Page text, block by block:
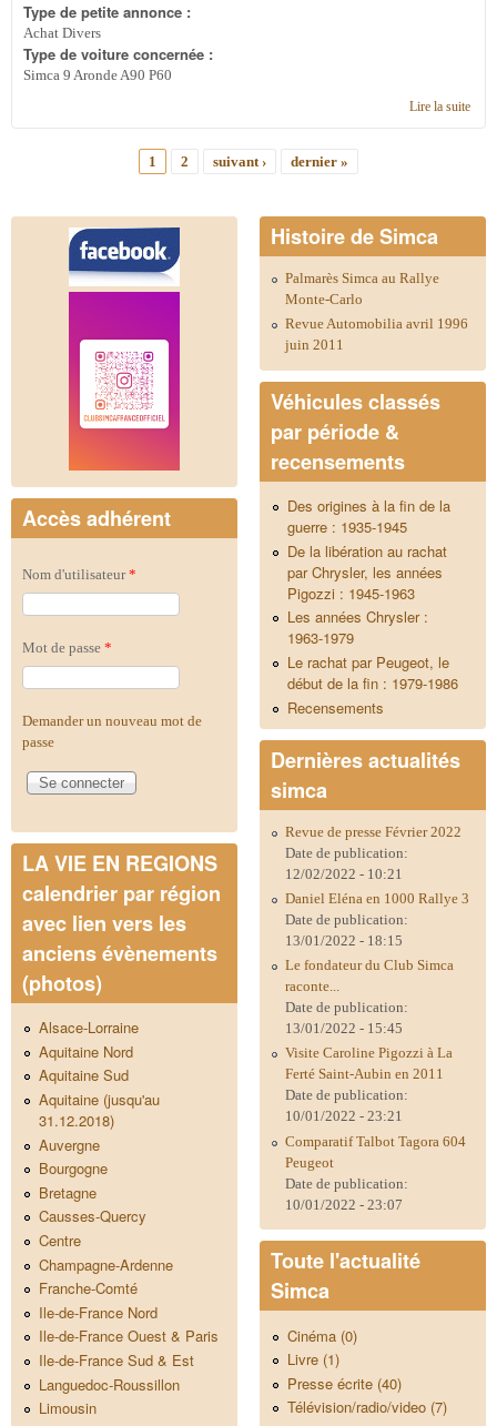
Type de petite annonce :
Achat Divers
Type de voiture concernée :
Simca 9 Aronde A90 P60
Lire la suitede
1 2 suivant › dernier »
Accès adhérent
Nom d'utilisateur*
Mot de passe *
Demander un nouveau mot de
passe
LA VIE EN REGIONS
calendrier par région
avec lien vers les
anciens évènements
(photos)
Alsace-Lorraine
Aquitaine Nord
Aquitaine Sud
Aquitaine (jusqu'au
31.12.2018)
Auvergne
Bourgogne
Bretagne
Causses-Quercy
Centre
Champagne-Ardenne
Franche-Comté
Ile-de-France Nord
Ile-de-France Ouest & Paris
Ile-de-France Sud & Est
Languedoc-Roussillon
Limousin
Histoire de Simca
Palmarès Simca au Rallye
Monte-Carlo
Revue Automobilia avril 1996
juin 2011
Véhicules classés
par période &
recensements
Des origines à la fin de la
guerre : 1935-1945
De la libération au rachat
par Chrysler, les années
Pigozzi : 1945-1963
Les années Chrysler :
1963-1979
Le rachat par Peugeot, le
début de la fin : 1979-1986
Recensements
Dernières actualités
simca
Revue de presse Février 2022
Date de publication:
12/02/2022 - 10:21
Daniel Eléna en 1000 Rallye 3
Date de publication:
13/01/2022 - 18:15
Le fondateur du Club Simca
raconte...
Date de publication:
13/01/2022 - 15:45
Visite Caroline Pigozzi à La
Ferté Saint-Aubin en 2011
Date de publication:
10/01/2022 - 23:21
Comparatif Talbot Tagora 604
Peugeot
Date de publication:
10/01/2022 - 23:07
Toute l'actualité
Simca
Cinéma (0)
Livre (1)
Presse écrite (40)
Télévision/radio/video (7)